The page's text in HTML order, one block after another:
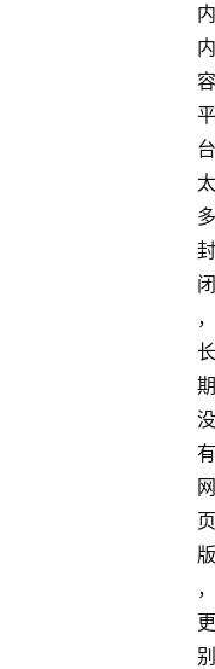
内
内
容
平
台
太
多
封
闭
，
长
期
没
有
网
页
版
，
更
别